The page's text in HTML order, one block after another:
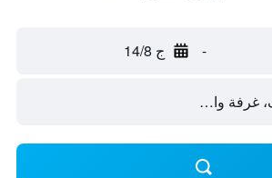
- ج 14/8